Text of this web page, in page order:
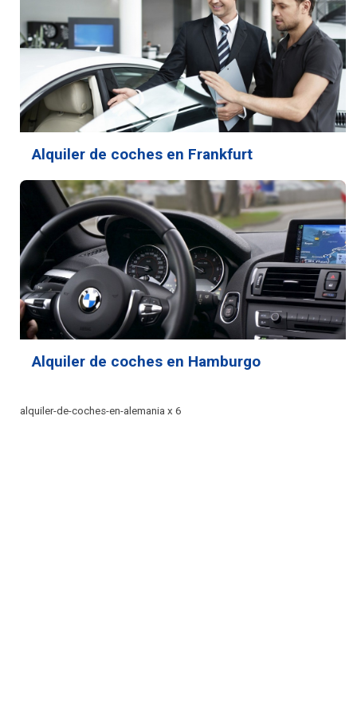
Alquiler de coches en Frankfurt
Alquiler de coches en Hamburgo
alquiler-de-coches-en-alemania x 6